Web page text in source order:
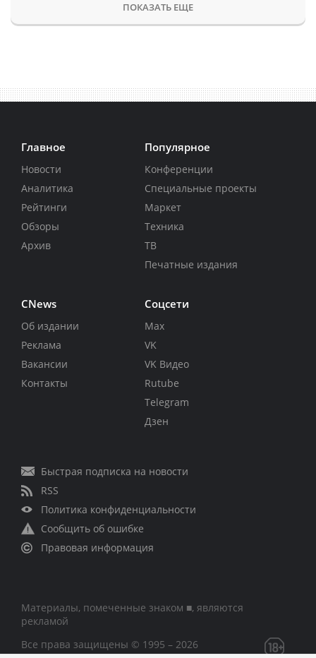
ПОКАЗАТЬ ЕЩЕ
Главное
Новости
Аналитика
Рейтинги
Обзоры
Архив
Популярное
Конференции
Специальные проекты
Маркет
Техника
ТВ
Печатные издания
CNews
Об издании
Реклама
Вакансии
Контакты
Соцсети
Max
VK
VK Видео
Rutube
Telegram
Дзен
Быстрая подписка на новости
RSS
Политика конфиденциальности
Сообщить об ошибке
Правовая информация
Материалы, помеченные знаком ■, являются
рекламой
Все права защищены © 1995 – 2026